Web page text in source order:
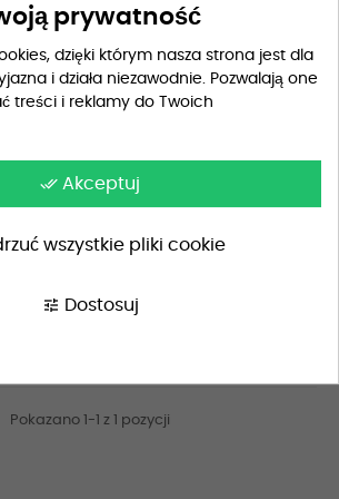
Pokazano 1-1 z 1 pozycji
prywatność
dzięki którym nasza strona jest dla
i działa niezawodnie. Pozwalają one
treści i reklamy do Twoich
done_all Akceptuj
wszystkie pliki cookie
tune Dostosuj